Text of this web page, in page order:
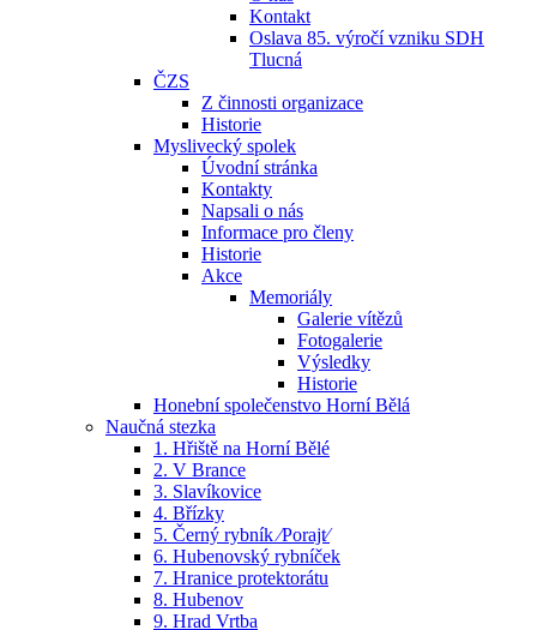
Kontakt
Oslava 85. výročí vzniku SDH
Tlucná
ČZS
Z činnosti organizace
Historie
Myslivecký spolek
Úvodní stránka
Kontakty
Napsali o nás
Informace pro členy
Historie
Akce
Memoriály
Galerie vítězů
Fotogalerie
Výsledky
Historie
Honební společenstvo Horní Bělá
Naučná stezka
1. Hřiště na Horní Bělé
2. V Brance
3. Slavíkovice
4. Břízky
5. Černý rybník ⁄Porajt⁄
6. Hubenovský rybníček
7. Hranice protektorátu
8. Hubenov
9. Hrad Vrtba